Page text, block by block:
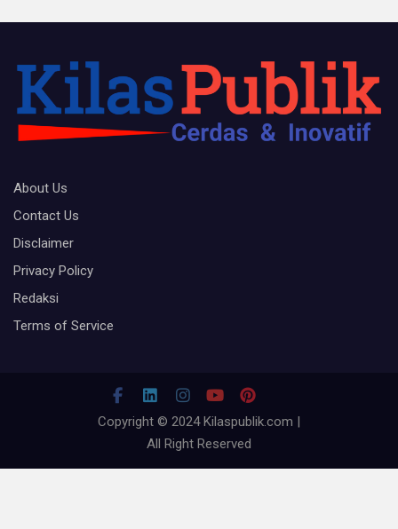
About Us
Contact Us
Disclaimer
Privacy Policy
Redaksi
Terms of Service
Copyright © 2024 Kilaspublik.com |
All Right Reserved